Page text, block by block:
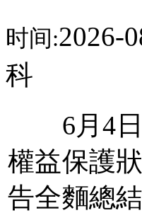
时间:2026-
科
6月4日
權益保護
告全麵總